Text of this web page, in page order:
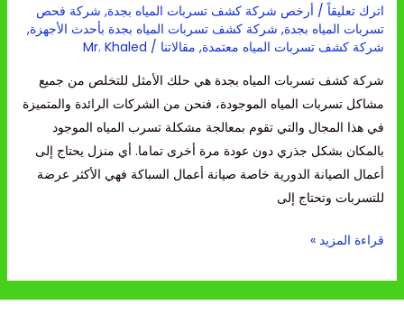
اترك تعليقاً / أرخص شركة كشف تسربات المياه بجدة, شركة فحص
تسربات المياه بجدة, شركة كشف تسربات المياه بجدة بأحدث الأجهزة,
شركة كشف تسربات المياه معتمدة, مقالاتنا /
Mr. Khaled
شركة كشف تسربات المياه بجدة هي حلك الأمثل للتخلص من جميع
مشاكل تسربات المياه الموجودة، فنحن من الشركات الرائدة والمتميزة
في هذا المجال والتي تقوم بمعالجة مشكلة تسرب المياه الموجود
بالمكان بشكل جذري دون عودة مرة أخرى تماما. أي منزل يحتاج إلى
أعمال الصيانة الدورية خاصة صيانة أعمال السباكة فهي الأكثر عرضة
للتسربات وتحتاج إلى
قراءة المزيد »